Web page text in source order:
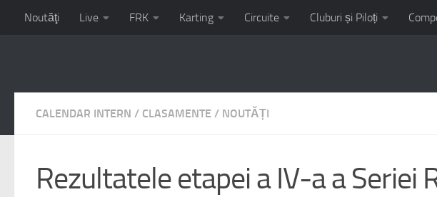
Noutăţi Live FRK Karting Circuite Cluburi și Piloți
CALENDAR INTERN / CLASAMENTE / NOUTĂȚI
Rezultatele etapei a IV-a a Seriei